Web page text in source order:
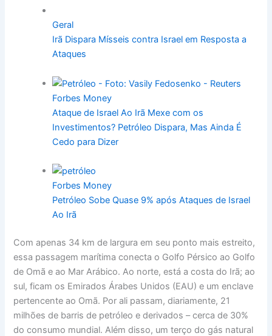
Geral
Irã Dispara Mísseis contra Israel em Resposta a
Ataques
Forbes Money
Ataque de Israel Ao Irã Mexe com os
Investimentos? Petróleo Dispara, Mas Ainda É
Cedo para Dizer
Forbes Money
Petróleo Sobe Quase 9% após Ataques de Israel
Ao Irã
Com apenas 34 km de largura em seu ponto mais estreito,
essa passagem marítima conecta o Golfo Pérsico ao Golfo
de Omã e ao Mar Arábico. Ao norte, está a costa do Irã; ao
sul, ficam os Emirados Árabes Unidos (EAU) e um enclave
pertencente ao Omã. Por ali passam, diariamente, 21
milhões de barris de petróleo e derivados – cerca de 30%
do consumo mundial. Além disso, um terço do gás natural